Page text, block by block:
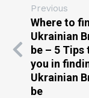
Previous
Where to
Ukrainian
be – 5 Tips
you in
Ukrainian
be